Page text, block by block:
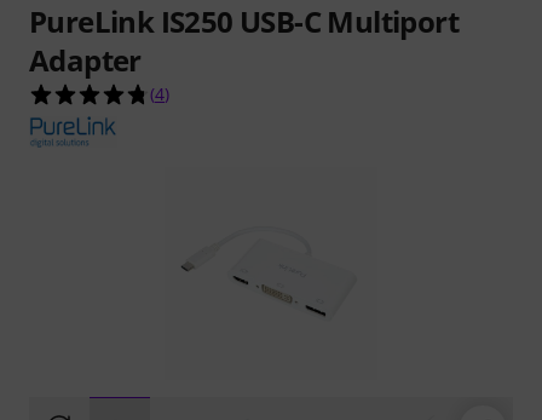
PureLink IS250 USB-C Multiport
Adapter
4.8 von 5 Sternen aus 4 Kundenbewertungen
(4)